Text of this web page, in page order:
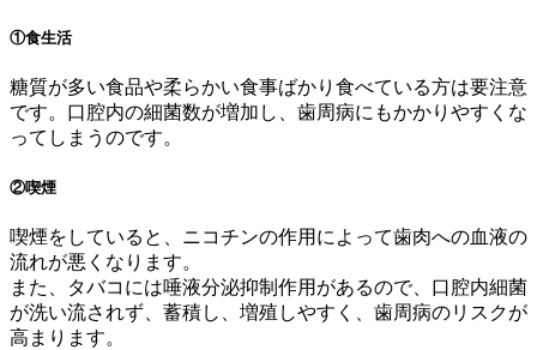
①食生活
糖質が多い食品や柔らかい食事ばかり食べている方は要注意
です。口腔内の細菌数が増加し、歯周病にもかかりやすくな
ってしまうのです。
②喫煙
喫煙をしていると、ニコチンの作用によって歯肉への血液の
流れが悪くなります。
また、タバコには唾液分泌抑制作用があるので、口腔内細菌
が洗い流されず、蓄積し、増殖しやすく、歯周病のリスクが
高まります。